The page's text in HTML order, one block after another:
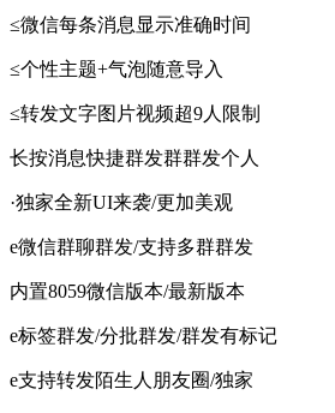
≤微信每条消息显示准确时间
≤个性主题+气泡随意导入
≤转发文字图片视频超9人限制
长按消息快捷群发群群发个人
·独家全新UI来袭/更加美观
e微信群聊群发/支持多群群发
内置8059微信版本/最新版本
e标签群发/分批群发/群发有标记
e支持转发陌生人朋友圈/独家